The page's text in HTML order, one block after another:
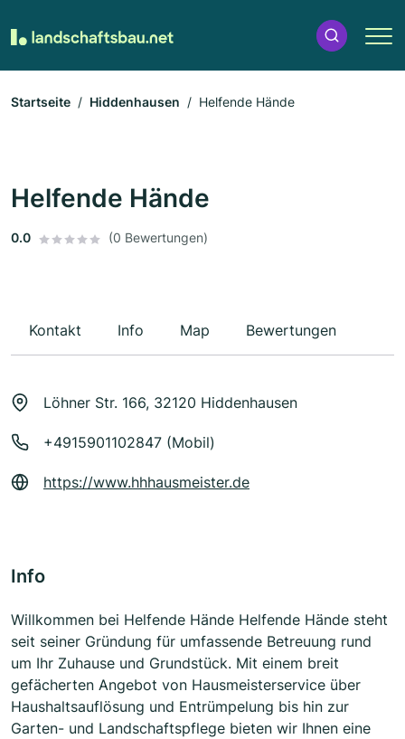
Startseite Hiddenhausen Helfende Hände
Helfende Hände
0.0 (0 Bewertungen)
Kontakt Info Map Bewertungen
Löhner Str. 166, 32120 Hiddenhausen
+4915901102847 (Mobil)
https://www.hhhausmeister.de
Info
Willkommen bei Helfende Hände Helfende Hände steht
seit seiner Gründung für umfassende Betreuung rund
um Ihr Zuhause und Grundstück. Mit einem breit
gefächerten Angebot von Hausmeisterservice über
Haushaltsauflösung und Entrümpelung bis hin zur
Garten- und Landschaftspflege bieten wir Ihnen eine